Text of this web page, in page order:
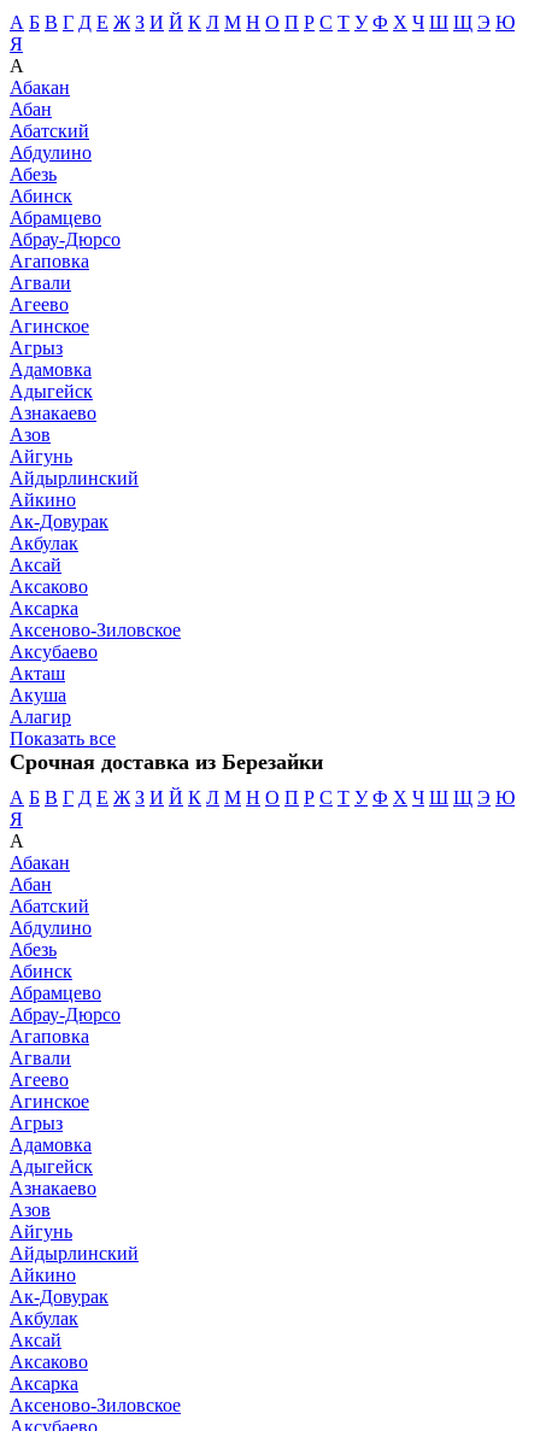
А Б В Г Д Е Ж З И Й К Л М Н О П Р С Т У Ф Х Ч Ш Щ Э Ю
Я
А
Абакан
Абан
Абатский
Абдулино
Абезь
Абинск
Абрамцево
Абрау-Дюрсо
Агаповка
Агвали
Агеево
Агинское
Агрыз
Адамовка
Адыгейск
Азнакаево
Азов
Айгунь
Айдырлинский
Айкино
Ак-Довурак
Акбулак
Аксай
Аксаково
Аксарка
Аксеново-Зиловское
Аксубаево
Акташ
Акуша
Алагир
Показать все
Срочная доставка из Березайки
А Б В Г Д Е Ж З И Й К Л М Н О П Р С Т У Ф Х Ч Ш Щ Э Ю
Я
А
Абакан
Абан
Абатский
Абдулино
Абезь
Абинск
Абрамцево
Абрау-Дюрсо
Агаповка
Агвали
Агеево
Агинское
Агрыз
Адамовка
Адыгейск
Азнакаево
Азов
Айгунь
Айдырлинский
Айкино
Ак-Довурак
Акбулак
Аксай
Аксаково
Аксарка
Аксеново-Зиловское
Аксубаево